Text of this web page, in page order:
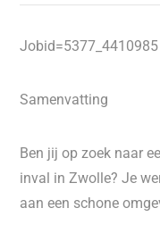
Samenvatting
Ben jij op zoek naar
inval in Zwolle? Je
aan een schone